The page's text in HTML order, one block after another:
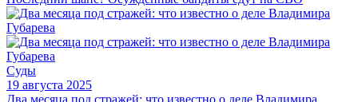
Суды
19 августа 2025
Два месяца под стражей: что известно о деле Владимира